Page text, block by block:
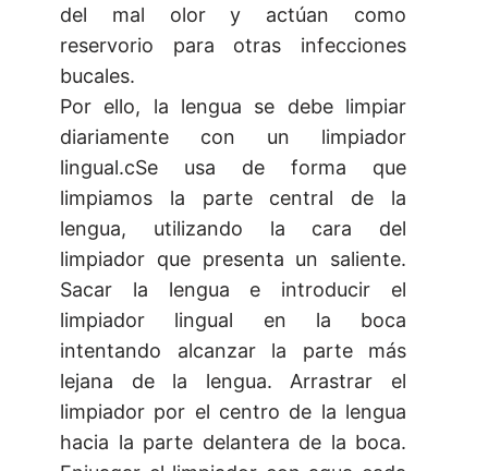
del mal olor y actúan como
reservorio para otras infecciones
bucales.
Por ello, la lengua se debe limpiar
diariamente con un limpiador
lingual.cSe usa de forma que
limpiamos la parte central de la
lengua, utilizando la cara del
limpiador que presenta un saliente.
Sacar la lengua e introducir el
limpiador lingual en la boca
intentando alcanzar la parte más
lejana de la lengua. Arrastrar el
limpiador por el centro de la lengua
hacia la parte delantera de la boca.